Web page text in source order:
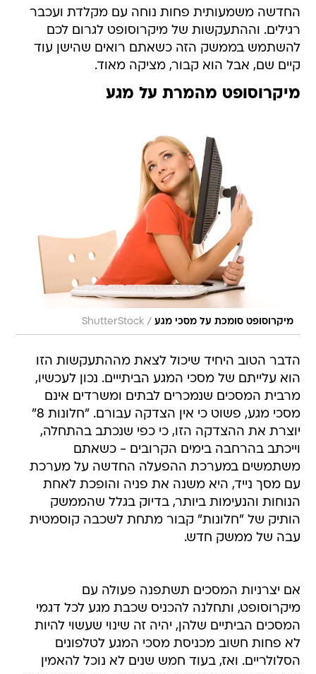
החדשה משמעותית פחות נוחה עם מקלדת ועכבר
רגילים. וההתעקשות של מיקרוסופט לגרום לכם
להשתמש בממשק הזה כשאתם רואים שהישן עוד
קיים שם, אבל הוא קבור, מציקה מאוד.
מיקרוסופט מהמרת על מגע
מיקרוסופט סומכת על מסכי מגע /
ShutterStock
הדבר הטוב היחיד שיכול לצאת מההתעקשות הזו
הוא עלייתם של מסכי המגע הביתייים. נכון לעכשיו,
מרבית המסכים שנמכרים לבתים ומשרדים אינם
מסכי מגע, פשוט כי אין הצדקה עבורם. "חלונות 8"
יוצרת את ההצדקה הזו, כי כפי שנכתב בהתחלה,
וייכתב בהרחבה בימים הקרובים - כשאתם
משתמשים במערכת ההפעלה החדשה על מערכת
עם מסך נייד, היא משנה את פניה והופכת לאחת
הנוחות והנעימות ביותר, בדיוק בגלל שהממשק
הותיק של "חלונות" קבור מתחת לשכבה קוסמטית
עבה של ממשק חדש.
אם יצרניות המסכים תשתפנה פעולה עם
מיקרוסופט, ותחלנה להכניס שכבת מגע לכל דגמי
המסכים הביתיים שלהן, יהיה זה שינוי שעשוי להיות
לא פחות חשוב מכניסת מסכי המגע לטלפונים
הסלולריים. ואז, בעוד חמש שנים לא נוכל להאמין